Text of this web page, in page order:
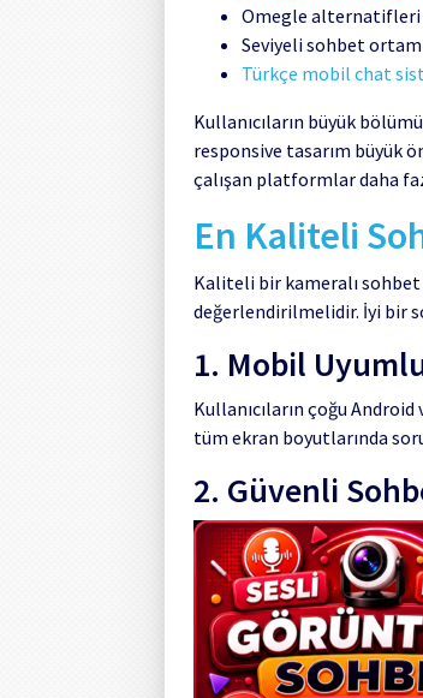
Omegle alternatifleri
Seviyeli sohbet
Türkçe mobil chat
Kullanıcıların büyük
responsive tasarım büyük
çalışan platformlar daha
En Kaliteli
Kaliteli bir kameralı sohbet
değerlendirilmelidir. İyi bir
1. Mobil
Kullanıcıların çoğu
tüm ekran boyutlarında
2. Güvenli